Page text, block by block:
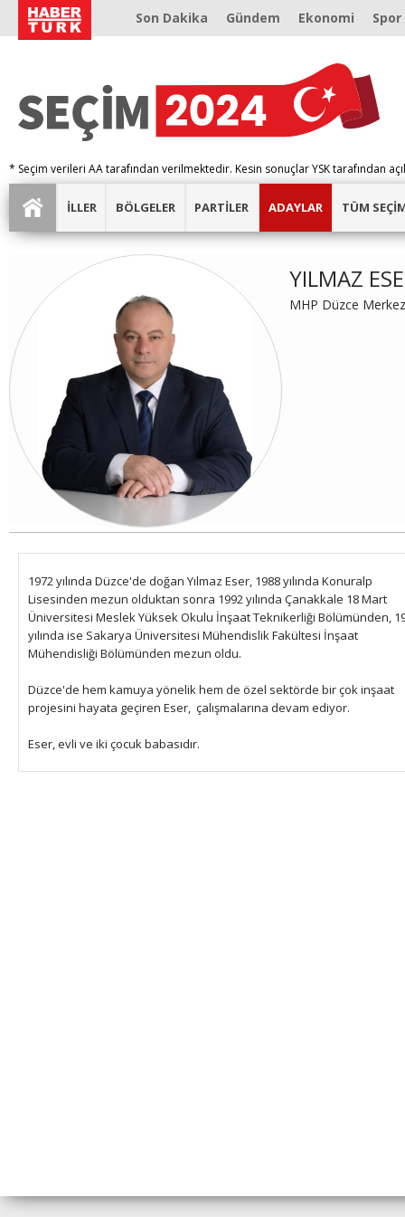
Son Dakika Gündem Ekonomi Spor
* Seçim verileri AA tarafından verilmektedir. Kesin sonuçlar YSK tarafından
İLLER BÖLGELER PARTİLER ADAYLAR TÜM
YILMAZ
MHP Düzce
1972 yılında Düzce'de doğan Yılmaz Eser, 1988 yılında Konuralp
Lisesinden mezun olduktan sonra 1992 yılında Çanakkale 18 Mart
Üniversitesi Meslek Yüksek Okulu İnşaat Teknikerliği Bölümünden,
yılında ise Sakarya Üniversitesi Mühendislik Fakültesi İnşaat
Mühendisliği Bölümünden mezun oldu.
Düzce'de hem kamuya yönelik hem de özel sektörde bir çok inşaat
projesini hayata geçiren Eser, çalışmalarına devam ediyor.
Eser,evli ve iki çocuk babasıdır.